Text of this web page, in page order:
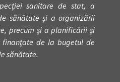
sanitare de stat, a
sănătate şi a organizării
precum şi a planificării şi
de la bugetul de
sănătate.